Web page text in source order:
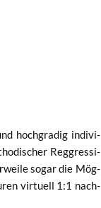
hoch­gra­dig indi­vi­
Reg­gres­si­
sogar die Mög­
vir­tu­ell 1:1 nach­